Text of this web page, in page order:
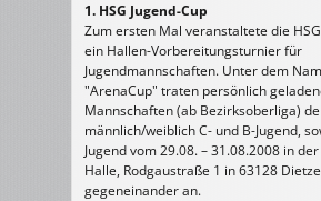
1. HSG Jugend-Cup
Zum ersten Mal veranstaltete die
ein Hallen-Vorbereitungsturnier für
Jugendmannschaften. Unter dem
"ArenaCup" traten persönlich
Mannschaften (ab Bezirksoberliga)
männlich/weiblich C- und B-Jugend,
Jugend vom 29.08. – 31.08.2008 in
Halle, Rodgaustraße 1 in 63128
gegeneinander an.